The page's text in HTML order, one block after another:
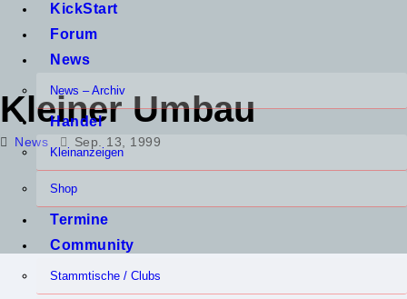
KickStart
Forum
News
News – Archiv
Handel
Kleinanzeigen
Shop
Termine
Community
Stammtische / Clubs
Kleiner Umbau
News Sep. 13, 1999